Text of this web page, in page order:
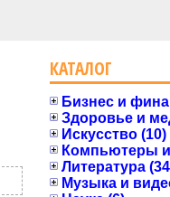
КАТАЛОГ
Бизнес и
Здоровье и
Искусство (10)
Компьютеры и
Литература
Музыка и